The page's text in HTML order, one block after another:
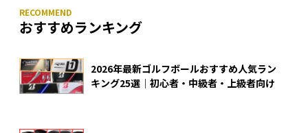
おすすめランキング
2026年最新ゴルフボールおすすめ人気ラン
キング25選｜初心者・中級者・上級者向け